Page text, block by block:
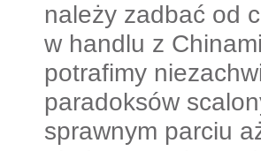
należy zadbać od
w handlu z
potrafimy
paradoksów
sprawnym parciu